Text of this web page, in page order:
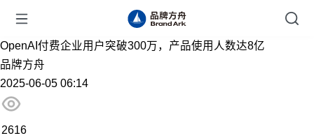
OpenAI付费企业用户突破300万，产品使用人数达8亿
品牌方舟
2025-06-05 06:14
2616